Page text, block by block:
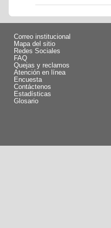
Correo institucional
Mapa del sitio
Redes Sociales
FAQ
Quejas y reclamos
Atención en línea
Encuesta
Contáctenos
Estadísticas
Glosario